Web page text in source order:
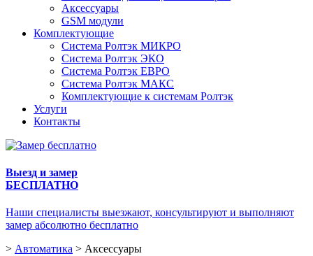
Аксессуары
GSM модули
Комплектующие
Система Ролтэк МИКРО
Система Ролтэк ЭКО
Система Ролтэк ЕВРО
Система Ролтэк МАКС
Комплектующие к системам Ролтэк
Услуги
Контакты
Выезд и замер
БЕСПЛАТНО
Наши специалисты выезжают, консультируют и выполняют
замер абсолютно бесплатно
> Автоматика > Аксессуары